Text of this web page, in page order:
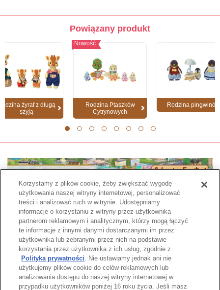
Powiązany produkt
żyraf z długą
szyją
Nowość
Rodzina Ptaszków
Cytrynowych
Rodzina pingwinów
Strona katalogu
Korzystamy z plików cookie, żeby zwiększać wygodę
użytkowania naszej witryny internetowej, personalizować
treści i analizować ruch w witrynie. Udostępniamy
informacje o korzystaniu z witryny przez użytkownika
partnerom reklamowym i analitycznym, którzy mogą łączyć
te informacje z innymi danymi dostarczanymi im przez
użytkownika lub zebranymi przez nich na podstawie
korzystania przez użytkownika z ich usług, zgodnie z
Polityką prywatności. Nie ustawiamy jednak ani nie
użytkujemy plików cookie do celów reklamowych lub
analizowania dostępu do naszej witryny internetowej w
przypadku użytkowników poniżej 16 roku życia. Jeśli masz